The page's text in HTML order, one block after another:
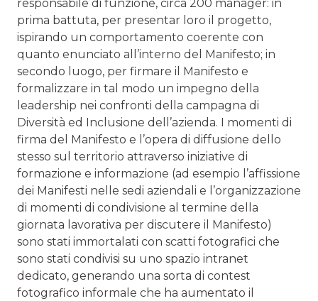
responsabile di funzione, circa 200 manager: in
prima battuta, per presentar loro il progetto,
ispirando un comportamento coerente con
quanto enunciato all’interno del Manifesto; in
secondo luogo, per firmare il Manifesto e
formalizzare in tal modo un impegno della
leadership nei confronti della campagna di
Diversità ed Inclusione dell’azienda. I momenti di
firma del Manifesto e l’opera di diffusione dello
stesso sul territorio attraverso iniziative di
formazione e informazione (ad esempio l’affissione
dei Manifesti nelle sedi aziendali e l’organizzazione
di momenti di condivisione al termine della
giornata lavorativa per discutere il Manifesto)
sono stati immortalati con scatti fotografici che
sono stati condivisi su uno spazio intranet
dedicato, generando una sorta di contest
fotografico informale che ha aumentato il